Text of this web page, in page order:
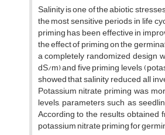
Salinity is one of the abiotic
the most sensitive periods in life
priming has been effective in
the effect of priming on the
a completely randomized design
dS/m) and five priming levels
showed that salinity reduced all
Potassium nitrate priming was
levels, parameters such as
According to the results obtained
potassium nitrate priming for